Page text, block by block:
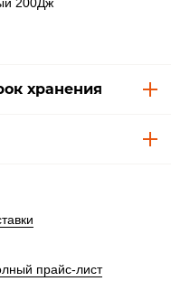
хранения
прайс-лист